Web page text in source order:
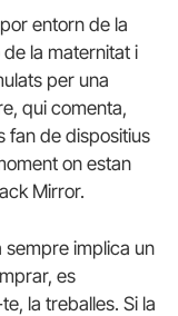
entorn de la
la maternitat i
per una
qui comenta,
fan de dispositius
on estan
Mirror.
sempre implica un
es
la treballes. Si la